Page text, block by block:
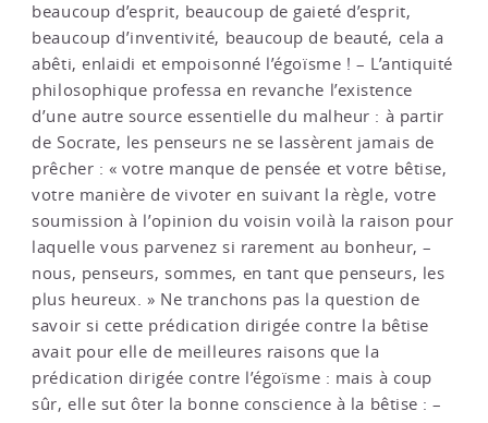
beaucoup d’esprit, beaucoup de gaieté d’esprit,
beaucoup d’inventivité, beaucoup de beauté, cela a
abêti, enlaidi et empoisonné l’égoïsme ! – L’antiquité
philosophique professa en revanche l’existence
d’une autre source essentielle du malheur : à partir
de Socrate, les penseurs ne se lassèrent jamais de
prêcher : « votre manque de pensée et votre bêtise,
votre manière de vivoter en suivant la règle, votre
soumission à l’opinion du voisin voilà la raison pour
laquelle vous parvenez si rarement au bonheur, –
nous, penseurs, sommes, en tant que penseurs, les
plus heureux. » Ne tranchons pas la question de
savoir si cette prédication dirigée contre la bêtise
avait pour elle de meilleures raisons que la
prédication dirigée contre l’égoïsme : mais à coup
sûr, elle sut ôter la bonne conscience à la bêtise : –